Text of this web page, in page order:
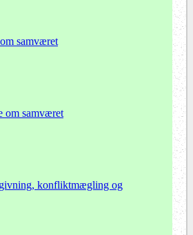
samværet
om samværet
konfliktmægling og